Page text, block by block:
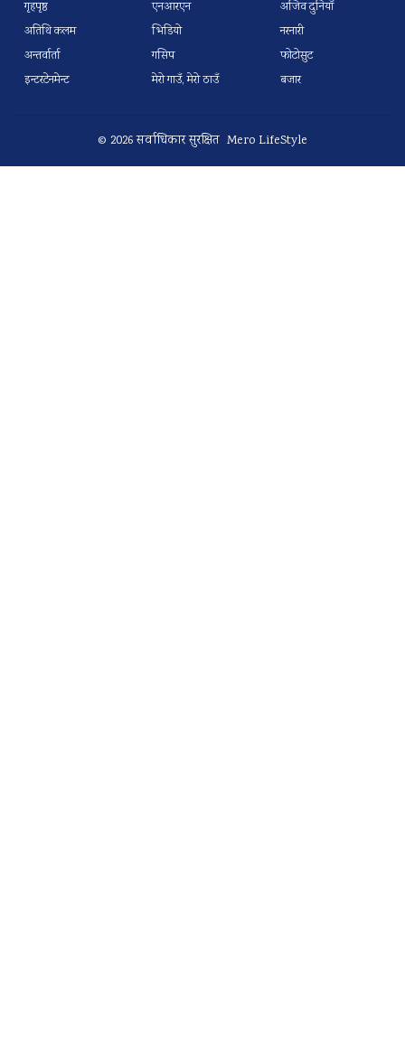
गृहपृष्ठ
अतिथि कलम
अन्तर्वार्ता
इन्टरटेनमेन्ट
एनआरएन
भिडियो
गसिप
मेरो गाउँ, मेरो ठाउँ
अजिव दुनियाँ
नरनारी
फोटोसुट
बजार
© 2026 सर्वाधिकार सुरक्षित Mero LifeStyle